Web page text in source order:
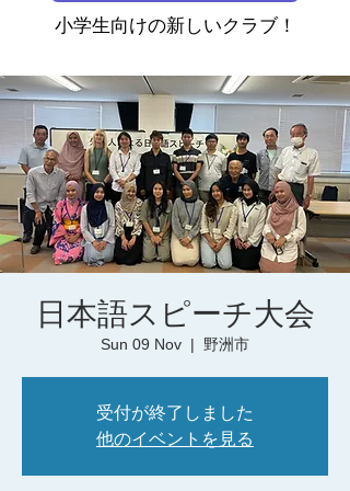
小学生向けの新しいクラブ！
日本語スピーチ大会
Sun 09 Nov
  |
野洲市
受付が終了しました
他のイベントを見る